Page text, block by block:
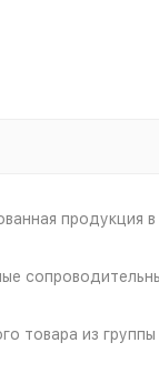
продукция в
товара из группы